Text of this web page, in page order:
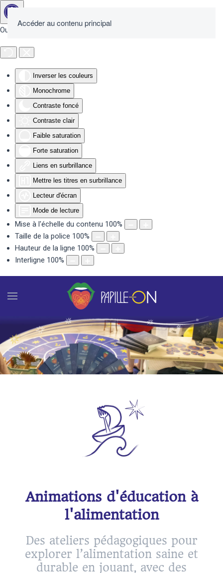
Outils d'accessibilité
Inverser les couleurs
Monochrome
Contraste foncé
Contraste clair
Faible saturation
Forte saturation
Liens en surbrillance
Mettre les titres en surbrillance
Lecteur d'écran
Mode de lecture
Mise à l'échelle du contenu 100%
Taille de la police 100%
Hauteur de la ligne 100%
Interligne 100%
Accéder au contenu principal
Animations d'éducation à
l'alimentation
Des ateliers pédagogiques pour
explorer l’alimentation saine et
durable en jouant, avec des